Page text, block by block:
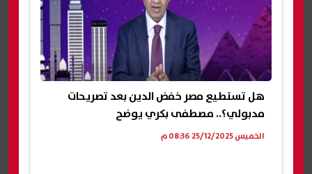
هل تستطيع مصر خفض الدين بعد تصريحات
مدبولي؟.. مصطفى بكري يوضح
الخميس 25/12/2025 08:36 م